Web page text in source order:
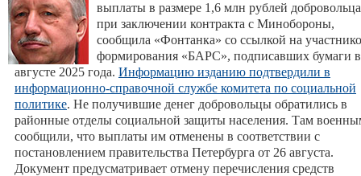
выплаты в размере 1,6 млн рублей
при заключении контракта с Минобороны,
сообщила «Фонтанка» со ссылкой на
формирования «БАРС», подписавших бумаги в
августе 2025 года. Информацию изданию подтвердили в
информационно-справочной службе комитета по социальной
политике. Не получившие денег добровольцы обратились в
районные отделы социальной защиты населения. Там
сообщили, что выплаты им отменены в соответствии с
постановлением правительства Петербурга от 26 августа.
Документ предусматривает отмену перечисления средств